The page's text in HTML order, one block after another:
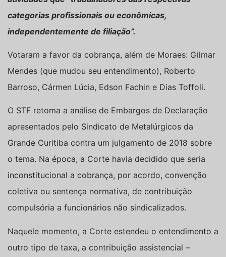
categorias profissionais ou econômicas,
independentemente de filiação”.
Votaram a favor da cobrança, além de Moraes: Gilmar
Mendes (que mudou seu entendimento), Roberto
Barroso, Cármen Lúcia, Edson Fachin e Dias Toffoli.
O STF retoma a análise de Embargos de Declaração
apresentados pelo Sindicato de Metalúrgicos da
Grande Curitiba contra um julgamento de 2018 sobre
o tema. Na época, a Corte havia decidido que seria
inconstitucional a cobrança, por acordo, convenção
coletiva ou sentença normativa, de contribuição
compulsória a funcionários não sindicalizados.
Naquele momento, a Corte estendeu o entendimento a
outro tipo de taxa, a contribuição assistencial –